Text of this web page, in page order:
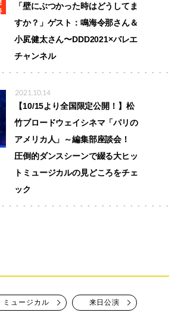
「壁にぶつかった時はどうしてま
すか？」ゲスト：鳴海令那さん＆
小㞍健太さん〜DDD2021×バレエ
チャンネル
2021.10.14
【10/15より全国限定公開！】松
竹ブロードウェイシネマ「パリの
アメリカ人」～編集部座談会！
圧倒的ダンスシーンで綴る大ヒッ
トミュージカルの見どころをチェ
ック
ミュージカル 来日公演